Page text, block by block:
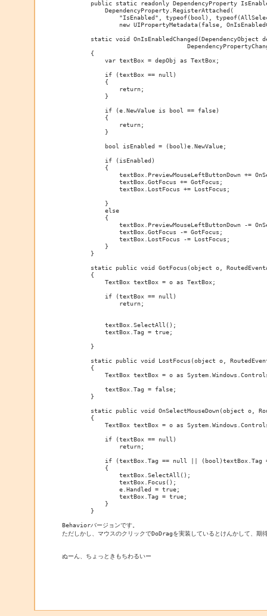
public static readonly DependencyProperty
            DependencyProperty.RegisterAttached(
"IsEnabled", typeof(bool),
new UIPropertyMetadata(false,
static void OnIsEnabledChanged(DependencyObject
        {
            var textBox = depObj as TextBox;
            if (textBox == null)
            {
                return;
            }
            if (e.NewValue is bool == false)
            {
                return;
            }
            bool isEnabled = (bool)e.NewValue;
            if (isEnabled)
            {
textBox.PreviewMouseLeftButtonDown +=
                textBox.GotFocus += GotFocus;
                textBox.LostFocus += LostFocus;
            }
            else
            {
textBox.PreviewMouseLeftButtonDown -=
                textBox.GotFocus -= GotFocus;
                textBox.LostFocus -= LostFocus;
            }
        }
static public void GotFocus(object o,
        {
            TextBox textBox = o as TextBox;
            if (textBox == null)
                return;
            textBox.SelectAll();
            textBox.Tag = true;
        }
static public void LostFocus(object o,
        {
TextBox textBox = o as
            textBox.Tag = false;
        }
static public void OnSelectMouseDown(object o,
        {
TextBox textBox = o as
            if (textBox == null)
                return;
if (textBox.Tag == null || (bool)textBox.Tag
            {
                textBox.SelectAll();
                textBox.Focus();
                e.Handled = true;
                textBox.Tag = true;
            }
        }
Behaviorバージョンです。
ただしかし、マウスのクリックでDoDragを実装しているとけんかして、期
ぬーん、ちょっときもちわるいー